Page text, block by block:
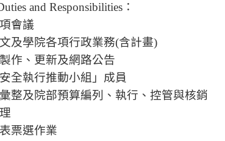
and Responsibilities：
會議
及學院各項行政業務(含計畫)
作、更新及網路公告
全執行推動小組」成員
整及院部預算編列、執行、控管與核銷
票選作業